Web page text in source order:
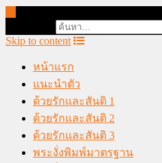
Skip to content
หน้าแรก
แนะนำตัว
ด้วยรักและสันติ 1
ด้วยรักและสันติ 2
ด้วยรักและสันติ 3
พระงั่งพิมพ์มาตรฐาน